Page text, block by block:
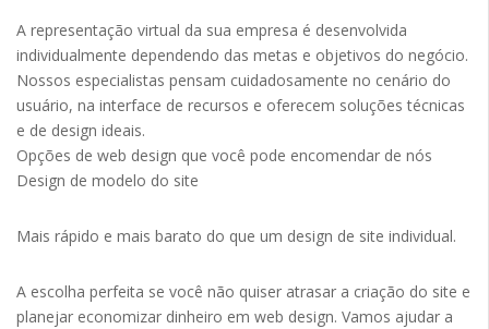
A representação virtual da sua empresa é desenvolvida
individualmente dependendo das metas e objetivos do negócio.
Nossos especialistas pensam cuidadosamente no cenário do
usuário, na interface de recursos e oferecem soluções técnicas
e de design ideais.
Opções de web design que você pode encomendar de nós
Design de modelo do site
Mais rápido e mais barato do que um design de site individual.
A escolha perfeita se você não quiser atrasar a criação do site e
planejar economizar dinheiro em web design. Vamos ajudar a